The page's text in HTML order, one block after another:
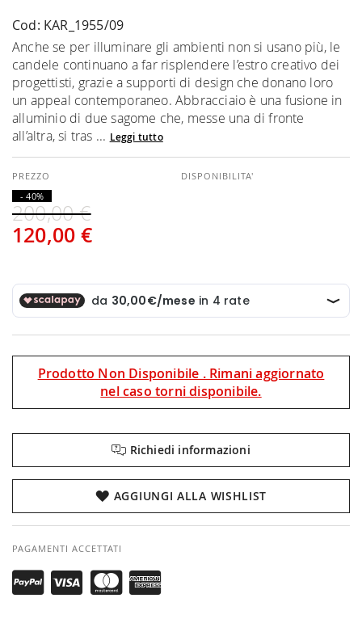
Cod: KAR_1955/09
Anche se per illuminare gli ambienti non si usano più, le
candele continuano a far risplendere l’estro creativo dei
progettisti, grazie a supporti di design che donano loro
un appeal contemporaneo. Abbracciaio è una fusione in
alluminio di due sagome che, messe una di fronte
all’altra, si tras ... Leggi tutto
120,00 €
200,00 €
- 40%
DISPONIBILITA'
Prodotto Non Disponibile . Rimani aggiornato
nel caso torni disponibile.
Richiedi informazioni
AGGIUNGI ALLA WISHLIST
PAGAMENTI ACCETTATI
immagini